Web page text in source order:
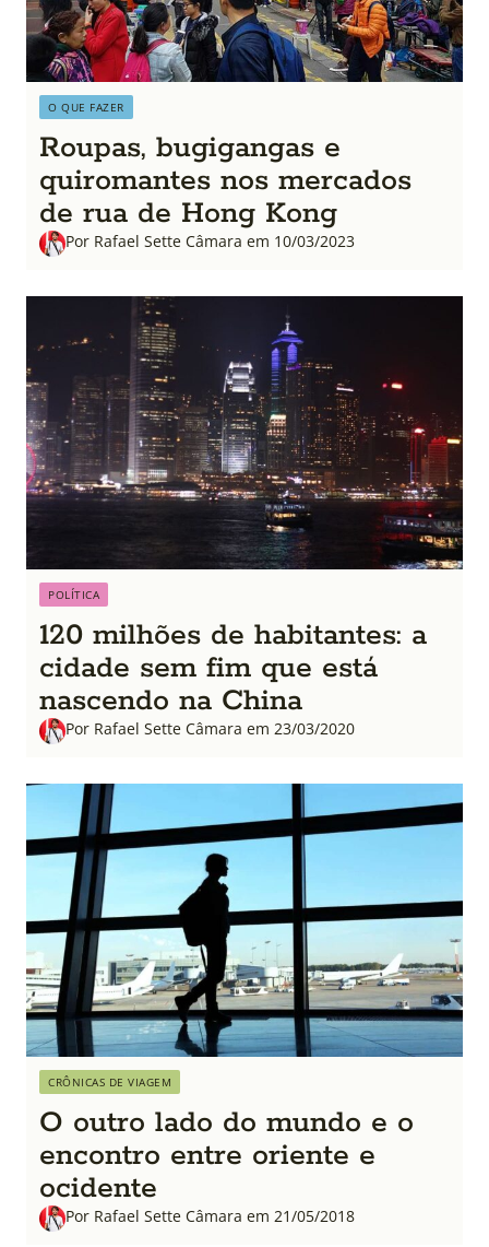
O QUE FAZER
Roupas, bugigangas e
quiromantes nos mercados
de rua de Hong Kong
Por Rafael Sette Câmara em 10/03/2023
POLÍTICA
120 milhões de habitantes: a
cidade sem fim que está
nascendo na China
Por Rafael Sette Câmara em 23/03/2020
CRÔNICAS DE VIAGEM
O outro lado do mundo e o
encontro entre oriente e
ocidente
Por Rafael Sette Câmara em 21/05/2018